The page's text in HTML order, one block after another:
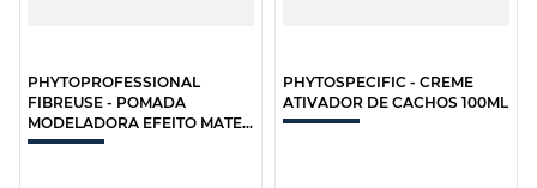
PHYTOPROFESSIONAL
FIBREUSE - POMADA
MODELADORA EFEITO MATE
75ML
PHYTOSPECIFIC - CREME
ATIVADOR DE CACHOS 100ML